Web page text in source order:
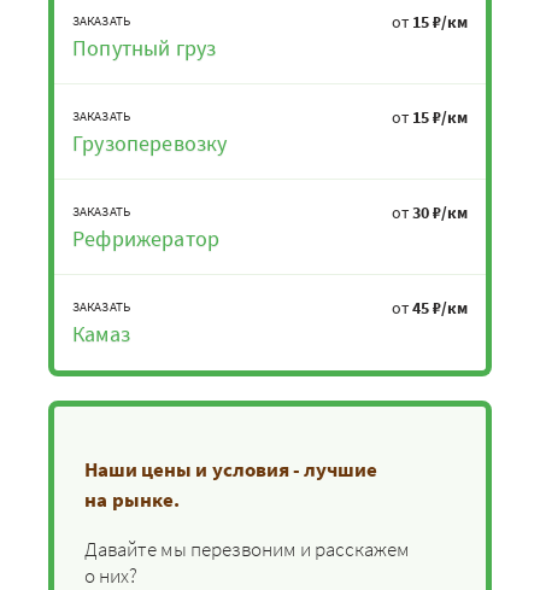
ЗАКАЗАТЬ
Попутный груз
от 15 ₽/км
ЗАКАЗАТЬ
Грузоперевозку
от 15 ₽/км
ЗАКАЗАТЬ
Рефрижератор
от30 ₽/км
ЗАКАЗАТЬ
Камаз
от45 ₽/км
Наши цены и условия - лучшие
на рынке.
Давайте мы перезвоним и расскажем
о них?